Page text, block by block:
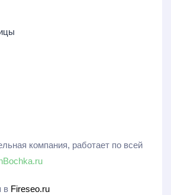
компания, работает по всей
в Fireseo.ru